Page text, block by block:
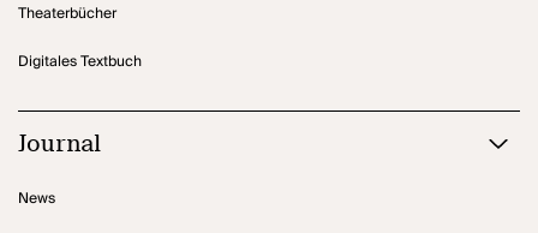
Theaterbücher
Digitales Textbuch
Journal
News